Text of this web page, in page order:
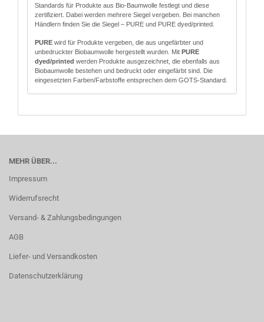
Standards für Produkte aus Bio-Baumwolle festlegt und diese
zertifiziert. Dabei werden mehrere Siegel vergeben. Bei manchen
Händlern finden Sie die Siegel – PURE und PURE dyed/printed.
PURE wird für Produkte vergeben, die aus ungefärbter und
unbedruckter Biobaumwolle hergestellt wurden. Mit PURE
dyed/printed werden Produkte ausgezeichnet, die ebenfalls aus
Biobaumwolle bestehen und bedruckt oder eingefärbt sind. Die
eingesetzten Farben/Farbstoffe entsprechen dem GOTS-Standard.
MEHR ÜBER...
Impressum
Widerrufsrecht
Versand- & Zahlungsbedingungen
AGB
Liefer- und Versandkosten
Datenschutzerklärung